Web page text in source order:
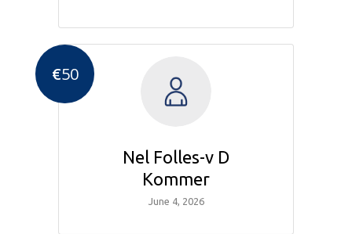
€50
Nel Folles-v D
Kommer
June 4, 2026